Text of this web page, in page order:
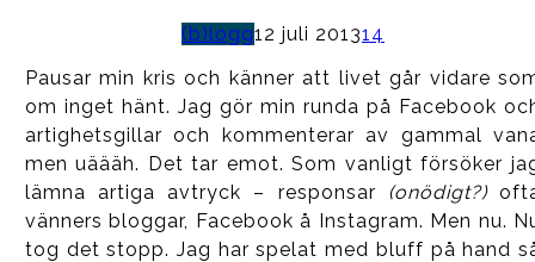
(b)logg12 juli 201314
Pausar min kris och känner att livet går vidare
om inget hänt. Jag gör min runda på Facebook
artighetsgillar och kommenterar av gammal
men uäääh. Det tar emot. Som vanligt försöker
lämna artiga avtryck – responsar (onödigt?)
vänners bloggar, Facebook å Instagram. Men nu.
tog det stopp. Jag har spelat med bluff på hand